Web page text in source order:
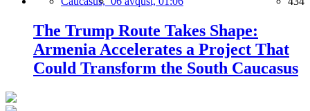
The Trump Route Takes Shape:
Armenia Accelerates a Project That
Could Transform the South Caucasus